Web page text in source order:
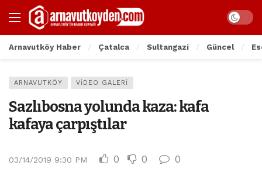
Arnavutköy Haber Çatalca Sultangazi Güncel
ARNAVUTKÖY VIDEO GALERI
Sazlıbosna yolunda kaza: kafa
kafaya çarpıştılar
03/14/2019 9:30 PM 0 0 0